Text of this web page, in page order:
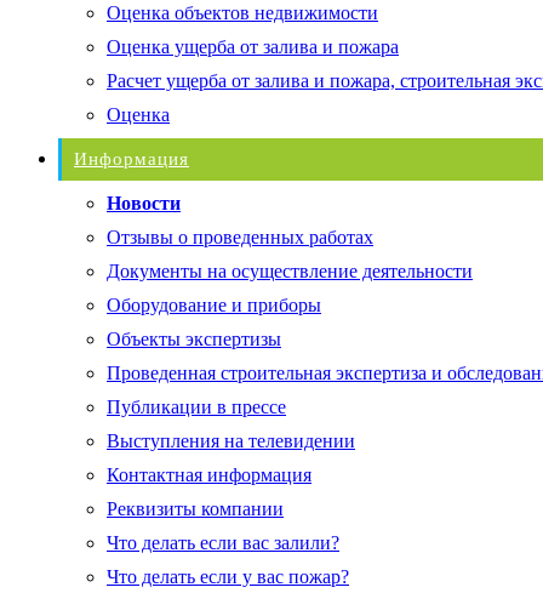
Оценка объектов недвижимости
Оценка ущерба от залива и пожара
Расчет ущерба от залива и пожара, строительная
Оценка
Информация
Новости
Отзывы о проведенных работах
Документы на осуществление деятельности
Оборудование и приборы
Объекты экспертизы
Проведенная строительная экспертиза и
Публикации в прессе
Выступления на телевидении
Контактная информация
Реквизиты компании
Что делать если вас залили?
Что делать если у вас пожар?